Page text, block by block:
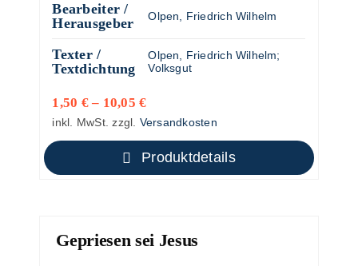
Bearbeiter /
Herausgeber
Olpen, Friedrich Wilhelm
Texter /
Textdichtung
Olpen, Friedrich Wilhelm;
Volksgut
1,50 €– 10,05€
inkl. MwSt. zzgl. Versandkosten
Produktdetails
Gepriesen sei Jesus